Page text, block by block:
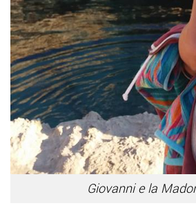
Giovanni e la